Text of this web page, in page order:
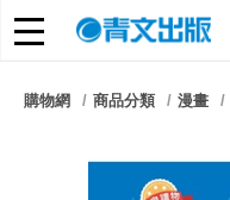
朋友們，提高警覺！
購物網 商品分類 漫畫